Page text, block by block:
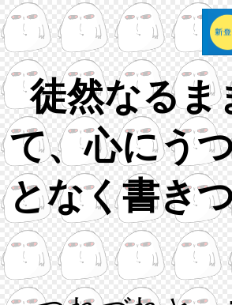
徒然なるま
て、心にう
となく書き